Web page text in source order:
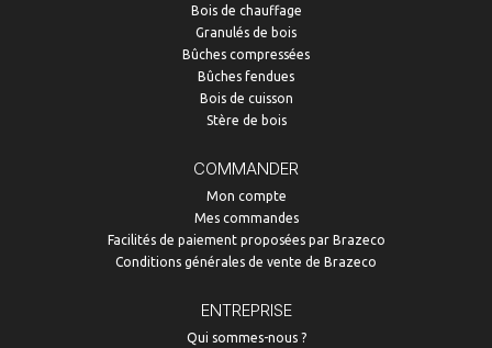
Bois de chauffage
Granulés de bois
Bûches compressées
Bûches fendues
Bois de cuisson
Stère de bois
COMMANDER
Mon compte
Mes commandes
Facilités de paiement proposées par Brazeco
Conditions générales de vente de Brazeco
ENTREPRISE
Qui sommes-nous ?